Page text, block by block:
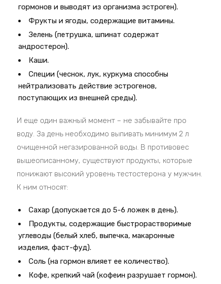
гормонов и выводят из организма эстроген).
Фрукты и ягоды, содержащие витамины.
Зелень (петрушка, шпинат содержат
андростерон).
Каши.
Специи (чеснок, лук, куркума способны
нейтрализовать действие эстрогенов,
поступающих из внешней среды).
И еще один важный момент – не забывайте про
воду. За день необходимо выпивать минимум 2 л
очищенной негазированной воды. В противовес
вышеописанному, существуют продукты, которые
понижают высокий уровень тестостерона у мужчин.
К ним относят:
Сахар (допускается до 5-6 ложек в день).
Продукты, содержащие быстрорастворимые
углеводы (белый хлеб, выпечка, макаронные
изделия, фаст-фуд).
Соль (на гормон влияет ее количество).
Кофе, крепкий чай (кофеин разрушает гормон).